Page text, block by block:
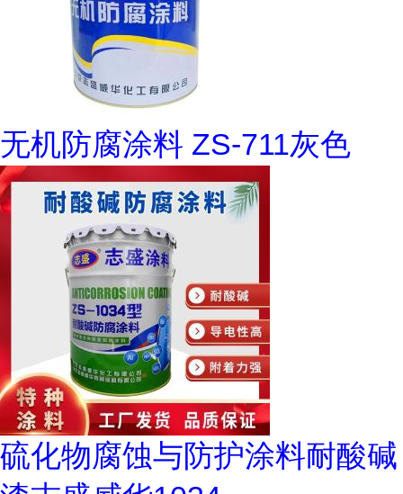
无机防腐涂料 ZS-711灰色
硫化物腐蚀与防护涂料耐酸碱